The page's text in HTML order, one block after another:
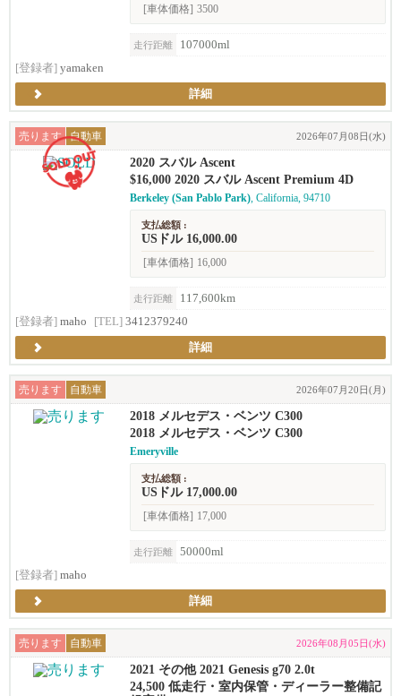
[車体価格] 3500
走行距離
107000ml
[登録者] yamaken
詳細
売ります 自動車 2026年07月08日(水)
2020 スバル Ascent
$16,000 2020 スバル Ascent Premium 4D
Berkeley (San Pablo Park), California, 94710
支払総額 :
USドル 16,000.00
[車体価格] 16,000
走行距離
117,600km
[登録者] maho [TEL] 3412379240
詳細
売ります 自動車 2026年07月20日(月)
2018 メルセデス・ベンツ C300
2018 メルセデス・ベンツ C300
Emeryville
支払総額 :
USドル 17,000.00
[車体価格] 17,000
走行距離
50000ml
[登録者] maho
詳細
売ります 自動車 2026年08月05日(水)
2021 その他 2021 Genesis g70 2.0t
24,500 低走行・室内保管・ディーラー整備記